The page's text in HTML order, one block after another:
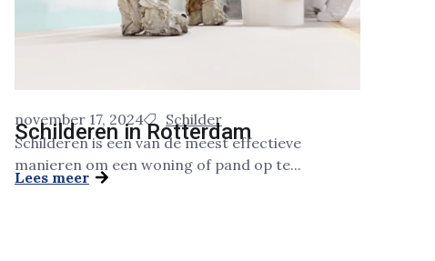
november 17, 2024 Schilder
Schilderen in Rotterdam
Schilderen is een van de meest effectieve
manieren om een woning of pand op te...
Lees meer